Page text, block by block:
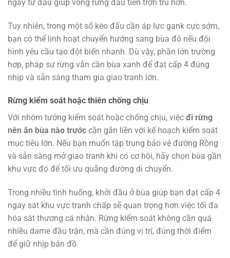
ngay từ đầu giúp vòng rừng đầu tiên trơn tru hơn.
Tuy nhiên, trong một số kèo đấu cần áp lực gank cực sớm,
bạn có thể linh hoạt chuyển hướng sang bùa đỏ nếu đội
hình yêu cầu tạo đột biến nhanh. Dù vậy, phần lớn trường
hợp, pháp sư rừng vẫn cần bùa xanh để đạt cấp 4 đúng
nhịp và sẵn sàng tham gia giao tranh lớn.
Rừng kiểm soát hoặc thiên chống chịu
Với nhóm tướng kiểm soát hoặc chống chịu, việc đi rừng
nên ăn bùa nào trước cần gắn liền với kế hoạch kiểm soát
mục tiêu lớn. Nếu bạn muốn tập trung bảo vệ đường Rồng
và sẵn sàng mở giao tranh khi có cơ hội, hãy chọn bùa gần
khu vực đó để tối ưu quãng đường di chuyển.
Trong nhiều tình huống, khởi đầu ở bùa giúp bạn đạt cấp 4
ngay sát khu vực tranh chấp sẽ quan trọng hơn việc tối đa
hóa sát thương cá nhân. Rừng kiểm soát không cần quá
nhiều dame đầu trận, mà cần đúng vị trí, đúng thời điểm
để giữ nhịp bản đồ.